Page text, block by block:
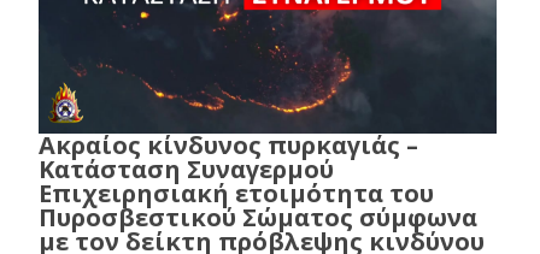
Ακραίος κίνδυνος πυρκαγιάς –
Κατάσταση Συναγερμού
Επιχειρησιακή ετοιμότητα του
Πυροσβεστικού Σώματος σύμφωνα
με τον δείκτη πρόβλεψης κινδύνου